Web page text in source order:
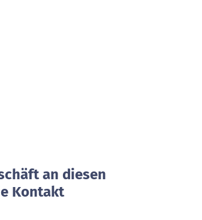
an diesen
Kontakt